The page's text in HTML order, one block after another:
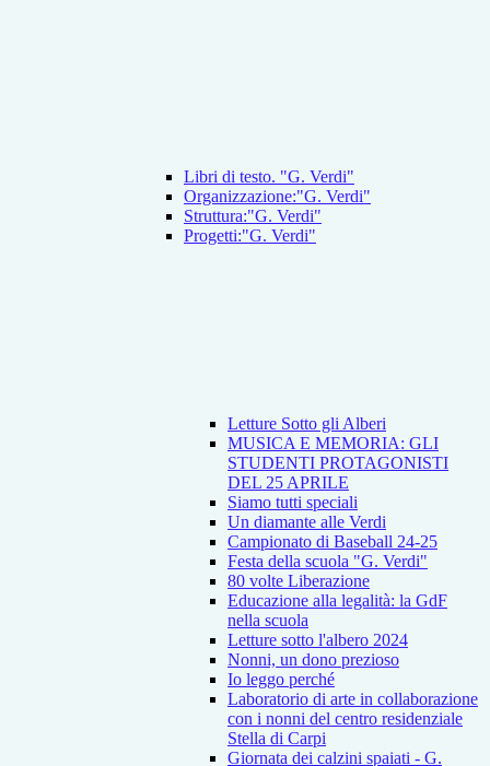
Libri di testo. "G. Verdi"
Organizzazione:"G. Verdi"
Struttura:"G. Verdi"
Progetti:"G. Verdi"
Letture Sotto gli Alberi
MUSICA E MEMORIA: GLI
STUDENTI PROTAGONISTI
DEL 25 APRILE
Siamo tutti speciali
Un diamante alle Verdi
Campionato di Baseball 24-25
Festa della scuola "G. Verdi"
80 volte Liberazione
Educazione alla legalità: la GdF
nella scuola
Letture sotto l'albero 2024
Nonni, un dono prezioso
Io leggo perché
Laboratorio di arte in collaborazione
con i nonni del centro residenziale
Stella di Carpi
Giornata dei calzini spaiati - G.